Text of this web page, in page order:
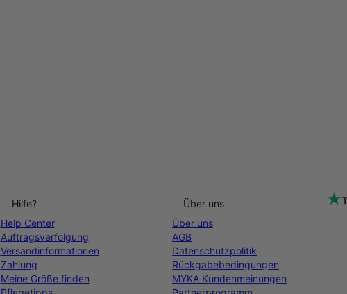
Hilfe?
Help Center
Auftragsverfolgung
Versandinformationen
Zahlung
Meine Größe finden
Über uns
Über uns
AGB
Datenschutzpolitik
Rückgabebedingungen
MYKA Kundenmeinungen